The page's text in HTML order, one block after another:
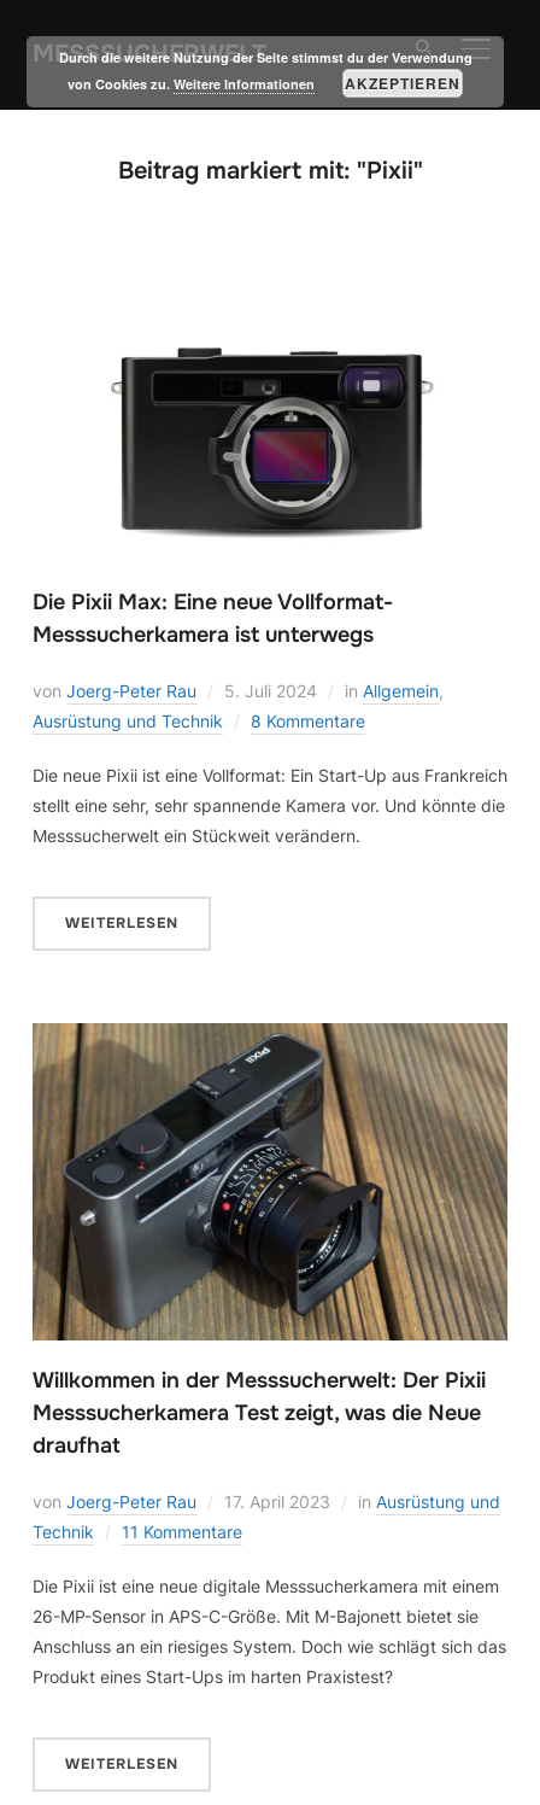
MESSSUCHERWELT
Beitrag markiert mit: "Pixii"
Die Pixii Max: Eine neue Vollformat-
Messsucherkamera ist unterwegs
von Joerg-Peter Rau 5. Juli 2024 in Allgemein,
Ausrüstung und Technik
8 Kommentare
Die neue Pixii ist eine Vollformat: Ein Start-Up aus Frankreich
stellt eine sehr, sehr spannende Kamera vor. Und könnte die
Messsucherwelt ein Stückweit verändern.
WEITERLESEN
Willkommen in der Messsucherwelt: Der Pixii
Messsucherkamera Test zeigt, was die Neue
draufhat
von Joerg-Peter Rau 17. April 2023 in Ausrüstung und
Technik
11 Kommentare
Die Pixii ist eine neue digitale Messsucherkamera mit einem
26-MP-Sensor in APS-C-Größe. Mit M-Bajonett bietet sie
Anschluss an ein riesiges System. Doch wie schlägt sich das
Produkt eines Start-Ups im harten Praxistest?
WEITERLESEN
Durch die weitere Nutzung der Seite stimmst du der Verwendung
von Cookies zu.Weitere Informationen AKZEPTIEREN